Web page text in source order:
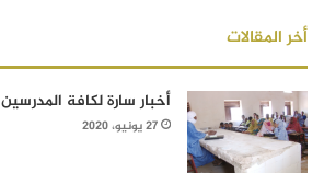
أخر المقالات
أخبار سارة لكافة المدرسين
27 يونيو، 2020